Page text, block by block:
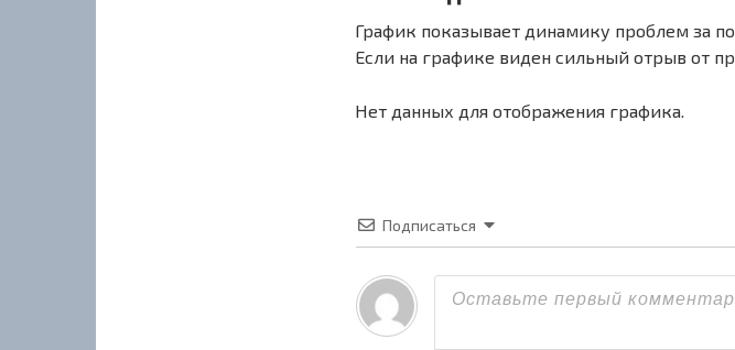
График показывает динамику проблем за
Если на графике виден сильный отрыв от
Нет данных для отображения графика.
Подписаться